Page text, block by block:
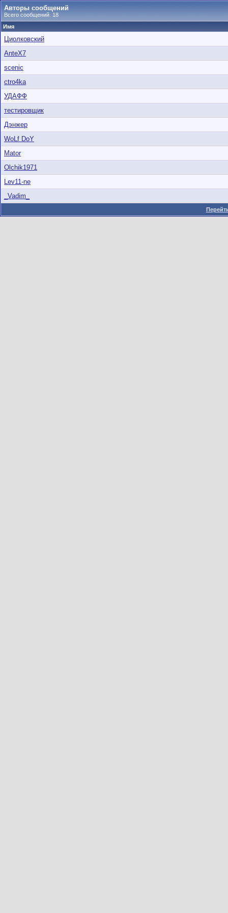
Авторы сообщений
Всего сообщений: 18
Имя
Циолковский
AnteX7
scenic
ctro4ka
УДАФФ
тестировщик
Дэнжер
WoLf DoY
Mator
Olchik1971
Lev11-ne
_Vadim_